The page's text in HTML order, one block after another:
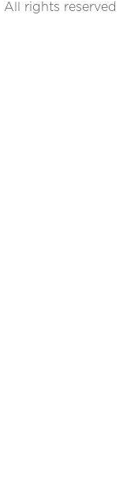
All rights reserved